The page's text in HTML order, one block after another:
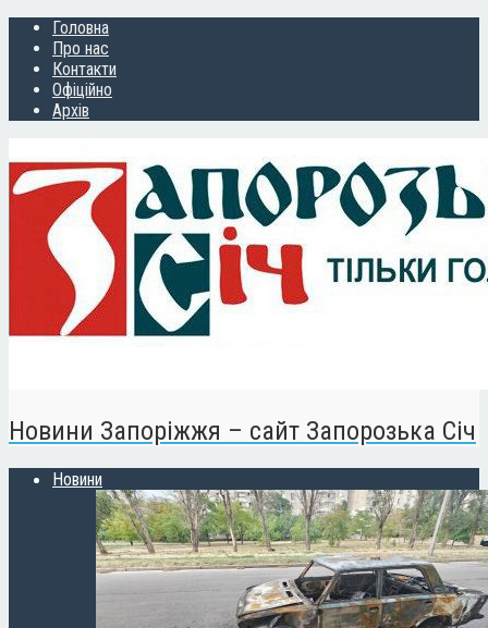
Головна
Про нас
Контакти
Офіційно
Архів
Новини Запоріжжя – сайт Запорозька Січ
Новини